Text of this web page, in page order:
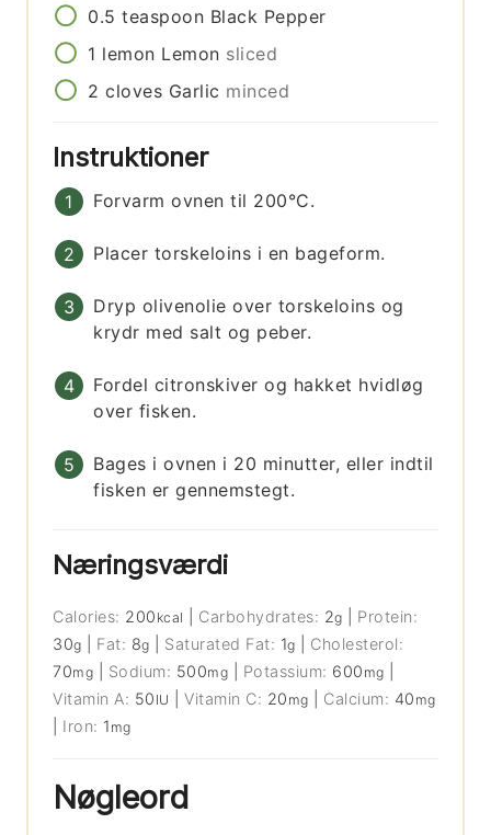
0.5 teaspoon Black Pepper
1 lemon Lemon sliced
2 cloves Garlic minced
Instruktioner
Forvarm ovnen til 200°C.
Placer torskeloins i en bageform.
Dryp olivenolie over torskeloins og
krydr med salt og peber.
Fordel citronskiver og hakket hvidløg
over fisken.
Bages i ovnen i 20 minutter, eller indtil
fisken er gennemstegt.
Næringsværdi
Calories: 200 kcal Carbohydrates: 2g
Protein:
30g Fat: 8g Saturated Fat: 1g
Cholesterol:
70mg Sodium: 500mg Potassium: 600 mg
Vitamin A: 50 IU |Vitamin C: 20 mg Calcium: 40 mg
Iron: 1 mg
Nøgleord